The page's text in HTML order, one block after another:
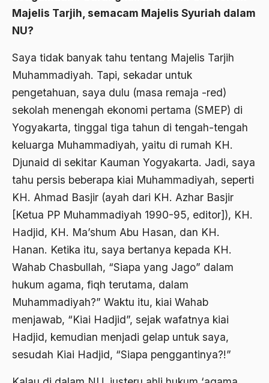
Majelis Tarjih, semacam Majelis Syuriah dalam
NU?
Saya tidak banyak tahu tentang Majelis Tarjih
Muhammadiyah. Tapi, sekadar untuk
pengetahuan, saya dulu (masa remaja -red)
sekolah menengah ekonomi pertama (SMEP) di
Yogyakarta, tinggal tiga tahun di tengah-tengah
keluarga Muhammadiyah, yaitu di rumah KH.
Djunaid di sekitar Kauman Yogyakarta. Jadi, saya
tahu persis beberapa kiai Muhammadiyah, seperti
KH. Ahmad Basjir (ayah dari KH. Azhar Basjir
[Ketua PP Muhammadiyah 1990-95, editor]), KH.
Hadjid, KH. Ma’shum Abu Hasan, dan KH.
Hanan. Ketika itu, saya bertanya kepada KH.
Wahab Chasbullah, “Siapa yang Jago” dalam
hukum agama, fiqh terutama, dalam
Muhammadiyah?” Waktu itu, kiai Wahab
menjawab, “Kiai Hadjid”, sejak wafatnya kiai
Hadjid, kemudian menjadi gelap untuk saya,
sesudah Kiai Hadjid, “Siapa penggantinya?!”
Banser
Banyuwangi
Bapak Koperasi
Barathiya Janata Party
BArisan Nasional
Barroness Cox
Batak
BBC
BBM
Begin
Beijing
Belanakan